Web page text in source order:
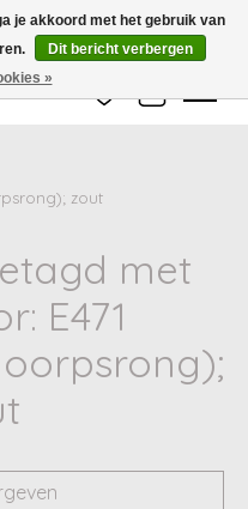
25 januari. Houd er rekening mee
langer kan zijn dan
Verlanglijst
zout
met
E471
je akkoord met het gebruik van
Dit bericht verbergen
»